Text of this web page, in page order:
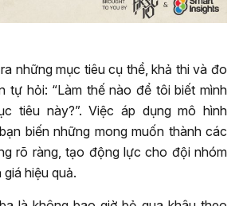
những mục tiêu cụ thể, khả thi và đo
tự hỏi: “Làm thế nào để tôi biết mình
tiêu này?”. Việc áp dụng mô hình
biến những mong muốn thành các
rõ ràng, tạo động lực cho đội nhóm
hiệu quả.